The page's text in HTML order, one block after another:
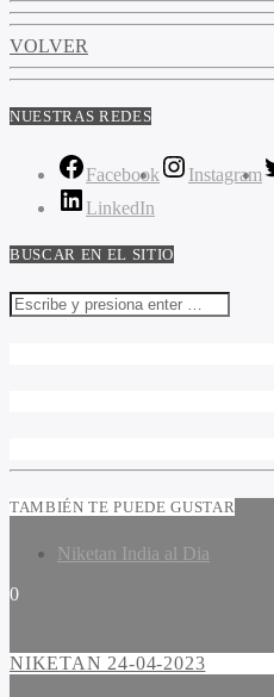
VOLVER
NUESTRAS REDES
Facebook Instagram
LinkedIn
BUSCAR EN EL SITIO
TAMBIÉN TE PUEDE GUSTAR
Niketan India al Dia
0
NIKETAN 24-04-2023